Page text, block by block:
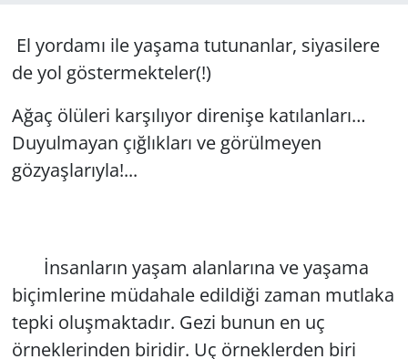
El yordamı ile yaşama tutunanlar, siyasilere
de yol göstermekteler(!)
Ağaç ölüleri karşılıyor direnişe katılanları…
Duyulmayan çığlıkları ve görülmeyen
gözyaşlarıyla!...
İnsanların yaşam alanlarına ve yaşama
biçimlerine müdahale edildiği zaman mutlaka
tepki oluşmaktadır. Gezi bunun en uç
örneklerinden biridir. Uç örneklerden biri
GÜNDEM
HABERDE İNSAN
KÜLTÜR SANAT
MAGAZİN
RESMİ İLANLAR
SAĞLIK